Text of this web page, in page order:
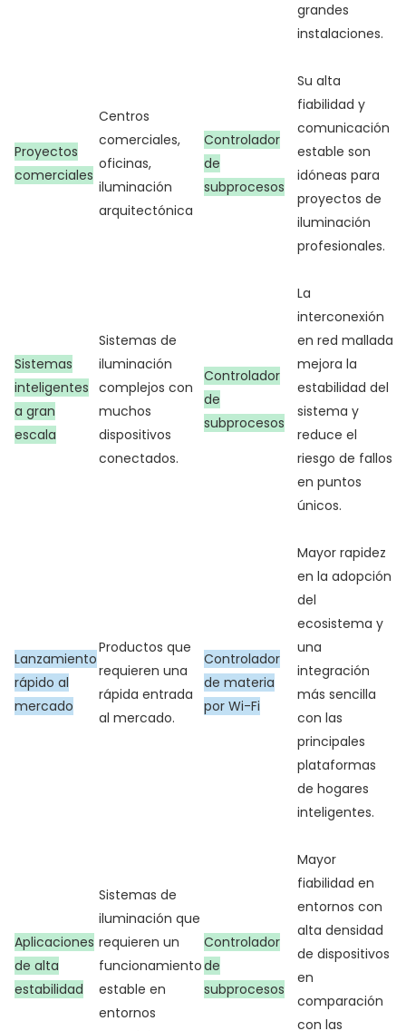
grandes
instalaciones.
Proyectos
comerciales
Centros
comerciales,
oficinas,
iluminación
arquitectónica
Controlador
de
subprocesos
Su alta
fiabilidad y
comunicación
estable son
idóneas para
proyectos de
iluminación
profesionales.
Sistemas
inteligentes
a gran
escala
Sistemas de
iluminación
complejos con
muchos
dispositivos
conectados.
Controlador
de
subprocesos
La
interconexión
en red mallada
mejora la
estabilidad del
sistema y
reduce el
riesgo de fallos
en puntos
únicos.
Lanzamiento
rápido al
mercado
Productos que
requieren una
rápida entrada
al mercado.
Controlador
de materia
por Wi-Fi
Mayor rapidez
en la adopción
del
ecosistema y
una
integración
más sencilla
con las
principales
plataformas
de hogares
inteligentes.
Aplicaciones
de alta
estabilidad
Sistemas de
iluminación que
requieren un
funcionamiento
estable en
entornos
Controlador
de
subprocesos
Mayor
fiabilidad en
entornos con
alta densidad
de dispositivos
en
comparación
con las